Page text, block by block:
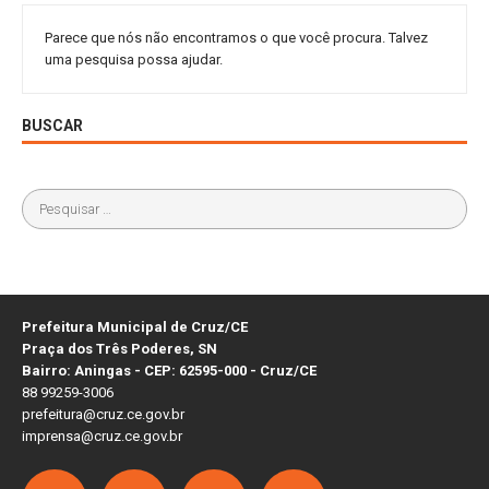
Parece que nós não encontramos o que você procura. Talvez
uma pesquisa possa ajudar.
BUSCAR
Prefeitura Municipal de Cruz/CE
Praça dos Três Poderes, SN
Bairro: Aningas - CEP: 62595-000 - Cruz/CE
88 99259-3006
prefeitura@cruz.ce.gov.br
imprensa@cruz.ce.gov.br